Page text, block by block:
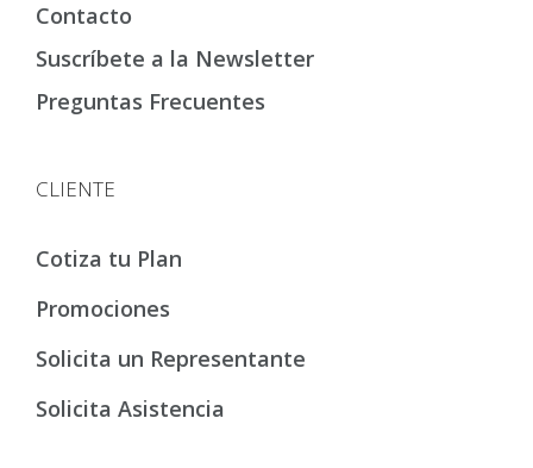
Contacto
Suscríbete a la Newsletter
Preguntas Frecuentes
CLIENTE
Cotiza tu Plan
Promociones
Solicita un Representante
Solicita Asistencia